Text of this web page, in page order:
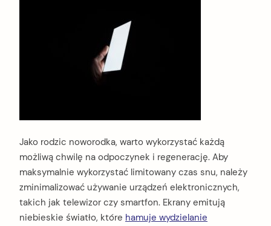
Jako rodzic noworodka, warto wykorzystać każdą
możliwą chwilę na odpoczynek i regenerację. Aby
maksymalnie wykorzystać limitowany czas snu, należy
zminimalizować używanie urządzeń elektronicznych,
takich jak telewizor czy smartfon. Ekrany emitują
niebieskie światło, które hamuje wydzielanie